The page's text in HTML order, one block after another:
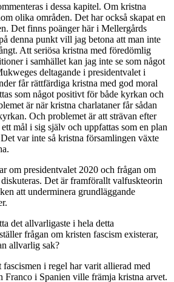
i dessa kapitel. Om kristna
olika områden. Det har också skapat en
Det finns poänger här i Mellergårds
denna punkt vill jag betona att man inte
Att seriösa kristna med föredömlig
i samhället kan jag inte se som något
deltagande i presidentvalet i
får rättfärdiga kristna med god moral
som något positivt för både kyrkan och
är när kristna charlataner får sådan
Och problemet är att strävan efter
mål i sig själv och uppfattas som en plan
var inte så kristna församlingen växte
om presidentvalet 2020 och frågan om
Det är framförallt valfuskteorin
att underminera grundläggande
det allvarligaste i hela detta
frågan om kristen fascism existerar,
allvarlig sak?
i regel har varit allierad med
i Spanien ville främja kristna arvet.